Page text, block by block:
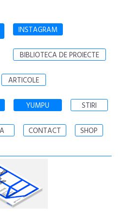
INSTAGRAM
BIBLIOTECA DE PROIECTE
ARTICOLE
YUMPU STIRI
CONTACT SHOP